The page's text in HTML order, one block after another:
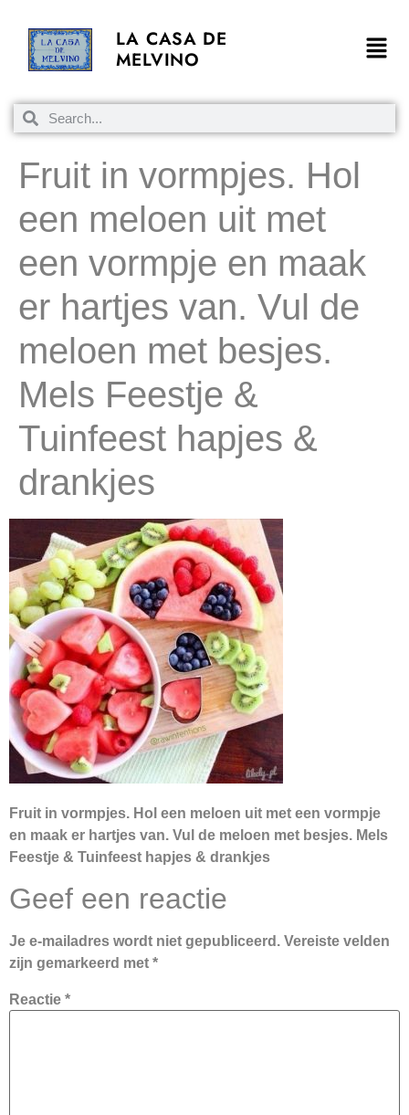
LA CASA DE
MELVINO
Fruit in vormpjes. Hol
een meloen uit met
een vormpje en maak
er hartjes van. Vul de
meloen met besjes.
Mels Feestje &
Tuinfeest hapjes &
drankjes
Fruit in vormpjes. Hol een meloen uit met een vormpje
en maak er hartjes van. Vul de meloen met besjes. Mels
Feestje & Tuinfeest hapjes & drankjes
Geef een reactie
Je e-mailadres wordt niet gepubliceerd. Vereiste velden
zijn gemarkeerd met *
Reactie *